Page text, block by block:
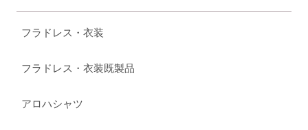
フラドレス・衣装
フラドレス・衣装既製品
アロハシャツ